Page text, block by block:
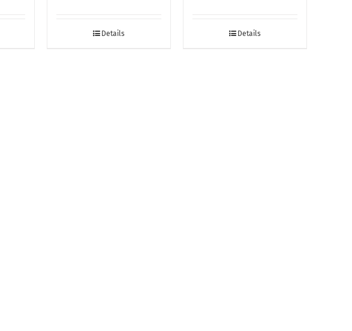
Details Details